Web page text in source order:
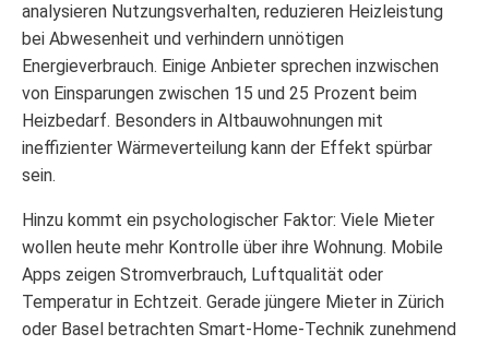
analysieren Nutzungsverhalten, reduzieren Heizleistung
bei Abwesenheit und verhindern unnötigen
Energieverbrauch. Einige Anbieter sprechen inzwischen
von Einsparungen zwischen 15 und 25 Prozent beim
Heizbedarf. Besonders in Altbauwohnungen mit
ineffizienter Wärmeverteilung kann der Effekt spürbar
sein.
Hinzu kommt ein psychologischer Faktor: Viele Mieter
wollen heute mehr Kontrolle über ihre Wohnung. Mobile
Apps zeigen Stromverbrauch, Luftqualität oder
Temperatur in Echtzeit. Gerade jüngere Mieter in Zürich
oder Basel betrachten Smart-Home-Technik zunehmend